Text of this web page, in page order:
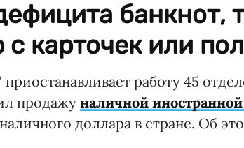
банкнот,
с карточек или
приостанавливает работу 45
продажу наличной
доллара в стране. Об